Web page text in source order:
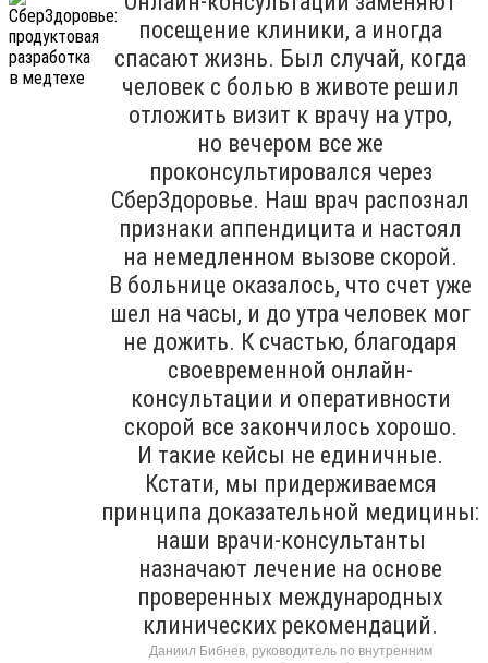
посещение клиники, а иногда
спасают жизнь. Был случай, когда
человек с болью в животе решил
отложить визит к врачу на утро,
но вечером все же
проконсультировался через
СберЗдоровье. Наш врач распознал
признаки аппендицита и настоял
на немедленном вызове скорой.
В больнице оказалось, что счет уже
шел на часы, и до утра человек мог
не дожить. К счастью, благодаря
своевременной онлайн-
консультации и оперативности
скорой все закончилось хорошо.
И такие кейсы не единичные.
Кстати, мы придерживаемся
принципа доказательной медицины:
наши врачи-консультанты
назначают лечение на основе
проверенных международных
клинических рекомендаций.
Даниил Бибнев, руководитель по внутренним